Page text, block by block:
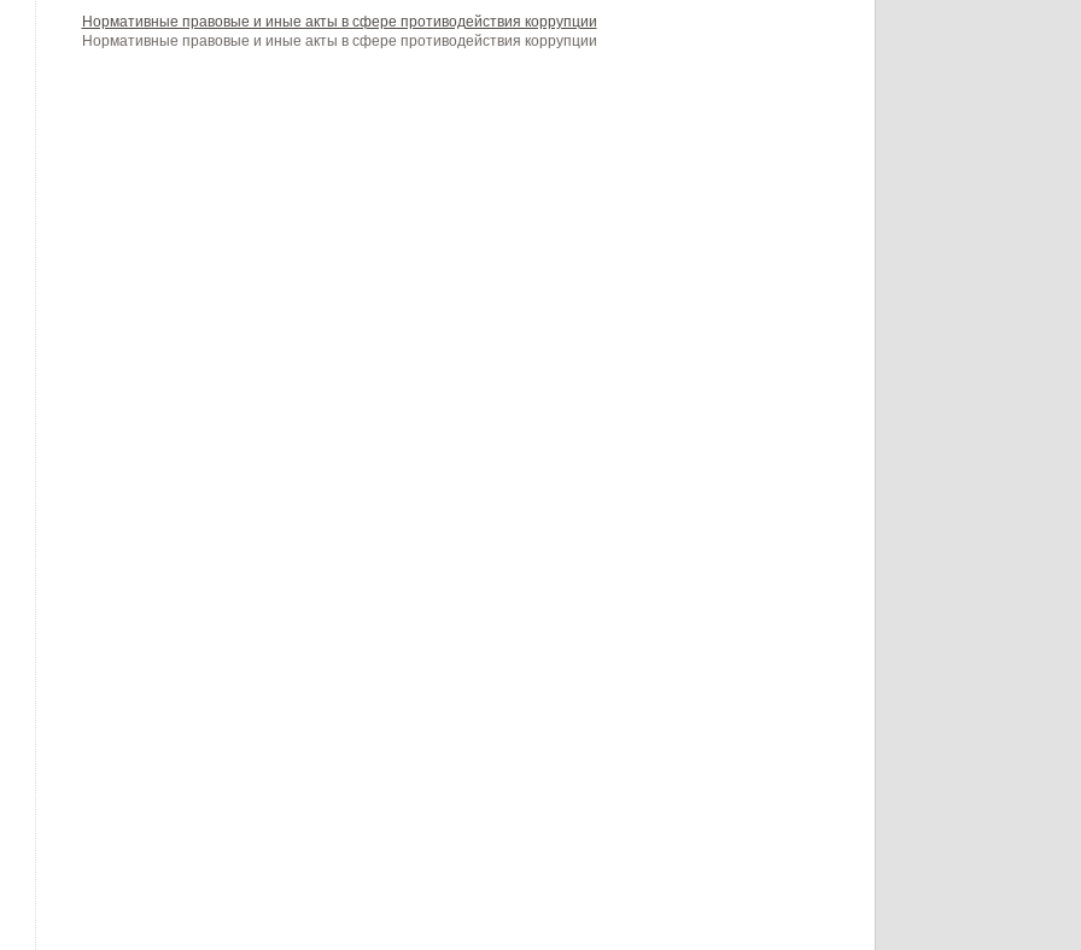
Нормативные правовые и иные акты в сфере противодействия коррупции
Нормативные правовые и иные акты в сфере противодействия коррупции